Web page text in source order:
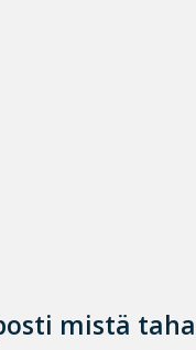
mistä